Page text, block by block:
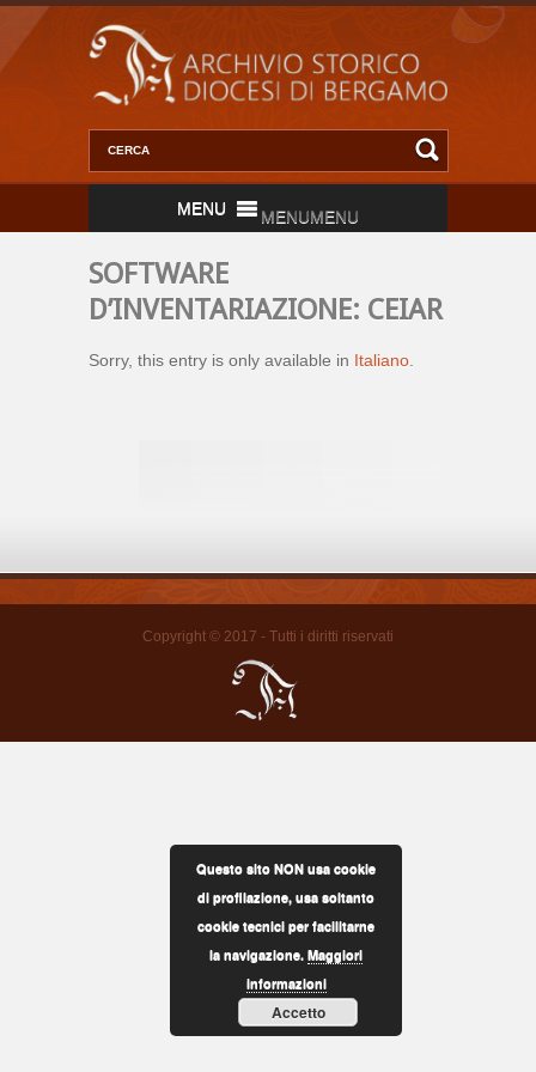
MENUMENU
SOFTWARE
D’INVENTARIAZIONE: CEIAR
Sorry, this entry is only available in Italiano
Copyright © 2017 - Tutti i diritti riservati
Questo sito NON usa cookie
di profilazione, usa soltanto
cookie tecnici per facilitarne
la navigazione. Maggiori
informazioni
Accetto